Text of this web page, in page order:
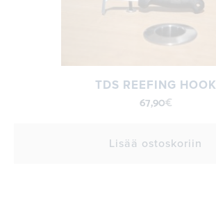
TDS REEFING HOOK
67,90€
Lisää ostoskoriin